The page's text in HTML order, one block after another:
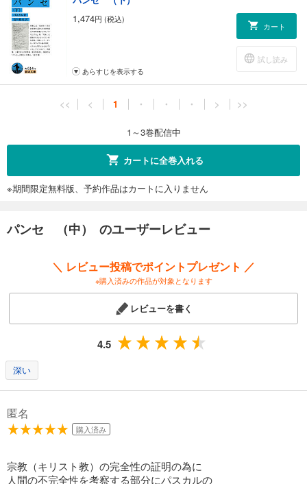
1,474円 (税込)
カート
試し読み
あらすじを表示する
<< < 1 ・ ・ ・ > >>
1～3巻配信中
カートに全巻入れる
※期間限定無料版、予約作品はカートに入りません
パンセ （中） のユーザーレビュー
＼ レビュー投稿でポイントプレゼント ／
※購入済みの作品が対象となります
レビューを書く
4.5
深い
匿名
購入済み
宗教（キリスト教）の完全性の証明の為に
人間の不完全性を考察する部分にパスカルの